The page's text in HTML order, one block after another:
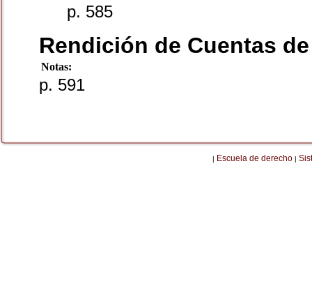
p. 585
Rendición de Cuentas
Notas:
p. 591
| Escuela de derecho |